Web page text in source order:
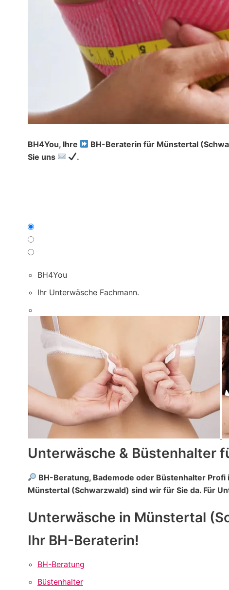
BH4You, Ihre BH-Beraterin für Münstertal
Sie uns
.
BH4You
Ihr Unterwäsche Fachmann.
Unterwäsche & Büstenhalter
BH-Beratung, Bademode oder Büstenhalter
Münstertal (Schwarzwald) sind wir für Sie da. Für
Unterwäsche in Münstertal
Ihr BH-Beraterin!
BH-Beratung
Büstenhalter